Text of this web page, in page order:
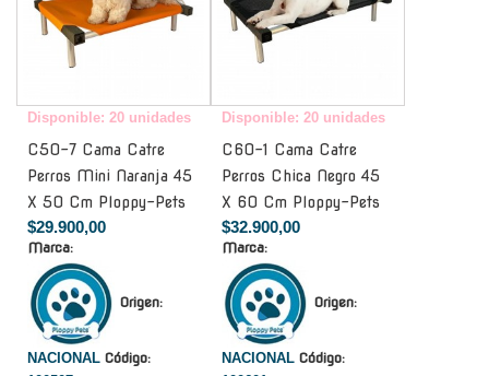
Disponible: 20 unidades
C50-7 Cama Catre
Perros Mini Naranja 45
X 50 Cm Ploppy-Pets
$29.900,00
Marca:
Origen:
NACIONAL Código:
Disponible: 20 unidades
C60-1 Cama Catre
Perros Chica Negro 45
X 60 Cm Ploppy-Pets
$32.900,00
Marca:
Origen:
NACIONAL Código: